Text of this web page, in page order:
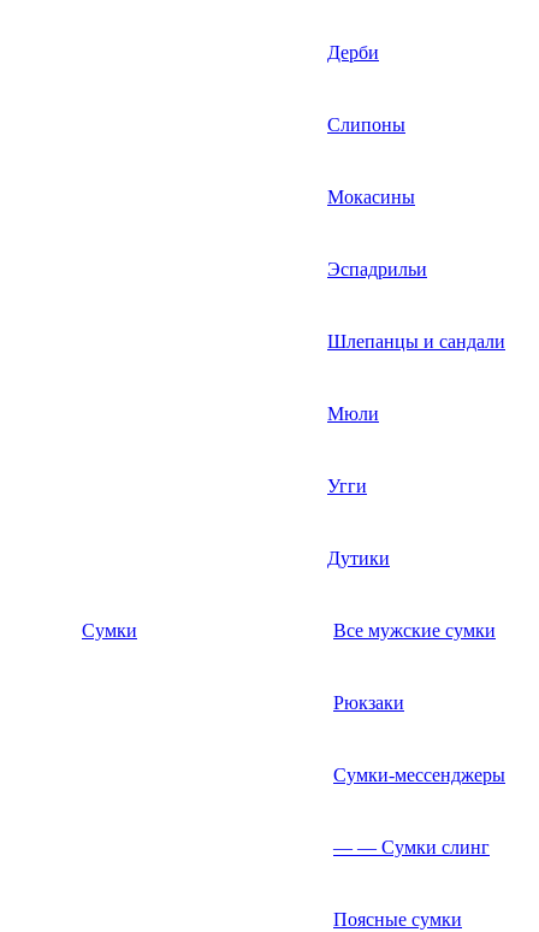
Дерби
Слипоны
Мокасины
Эспадрильи
Шлепанцы и сандали
Мюли
Угги
Дутики
Сумки Все мужские сумки
Рюкзаки
Сумки-мессенджеры
— — Сумки слинг
Поясные сумки